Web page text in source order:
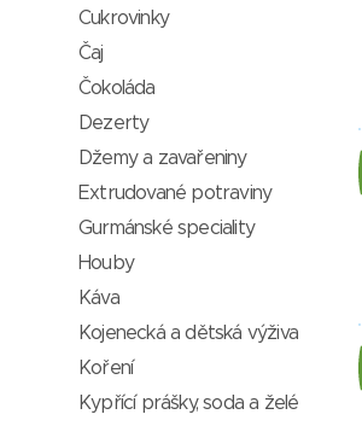
Cukrovinky
Čaj
Čokoláda
Dezerty
Džemy a zavařeniny
Extrudované potraviny
Gurmánské speciality
Houby
Káva
Kojenecká a dětská výživa
Koření
Kypřící prášky, soda a želé